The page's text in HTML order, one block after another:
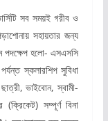
সব সময়ই গরীব ও
পড়াশোনায় সহায়তার জন্য
পদক্ষেপ হলো- এসএসসি
স্কলারশিপ সুবিধা
ভাইবোন, স্বামী-
সম্পূর্ণ বিনা